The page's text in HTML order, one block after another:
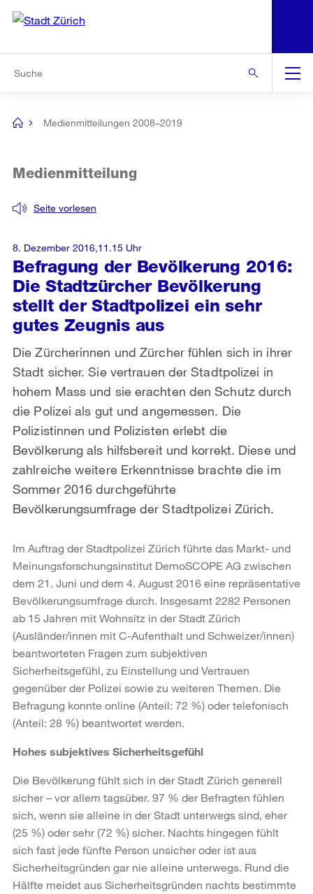
Navigation
[no
Medienmitteilungen 2008–2019
Befragung der Bevölkerung 2016:
Die Stadtzürcher Bevölkerung
stellt der Stadtpolizei ein sehr
gutes Zeugnis aus
Seite vorlesen
Medienmitteilung
Die Zürcherinnen und Zürcher fühlen sich in ihrer
Stadt sicher. Sie vertrauen der Stadtpolizei in
hohem Mass und sie erachten den Schutz durch
die Polizei als gut und angemessen. Die
Polizistinnen und Polizisten erlebt die
Bevölkerung als hilfsbereit und korrekt. Diese und
zahlreiche weitere Erkenntnisse brachte die im
Sommer 2016 durchgeführte
Bevölkerungsumfrage der Stadtpolizei Zürich.
8. Dezember 2016,11.15 Uhr
Im Auftrag der Stadtpolizei Zürich führte das Markt- und
Meinungsforschungsinstitut DemoSCOPE AG zwischen
dem 21. Juni und dem 4. August 2016 eine repräsentative
Bevölkerungsumfrage durch. Insgesamt 2282 Personen
ab 15 Jahren mit Wohnsitz in der Stadt Zürich
(Ausländer/innen mit C-Aufenthalt und Schweizer/innen)
beantworteten Fragen zum subjektiven
Sicherheitsgefühl, zu Einstellung und Vertrauen
gegenüber der Polizei sowie zu weiteren Themen. Die
Befragung konnte online (Anteil: 72 %) oder telefonisch
(Anteil: 28 %) beantwortet werden.
Hohes subjektives Sicherheitsgefühl
Die Bevölkerung fühlt sich in der Stadt Zürich generell
sicher – vor allem tagsüber. 97 % der Befragten fühlen
sich, wenn sie alleine in der Stadt unterwegs sind, eher
(25 %) oder sehr (72 %) sicher. Nachts hingegen fühlt
sich fast jede fünfte Person unsicher oder ist aus
Sicherheitsgründen gar nie alleine unterwegs. Rund die
Hälfte meidet aus Sicherheitsgründen nachts bestimmte